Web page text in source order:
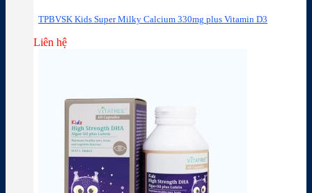
TPBVSK Kids Super Milky Calcium 330mg plus Vitamin D3
Liên hệ